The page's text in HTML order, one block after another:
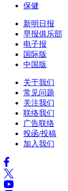
保健
新明日报
早报俱乐部
电子报
国际版
中国版
关于我们
常见问题
关注我们
联络我们
广告联络
投函/投稿
加入我们